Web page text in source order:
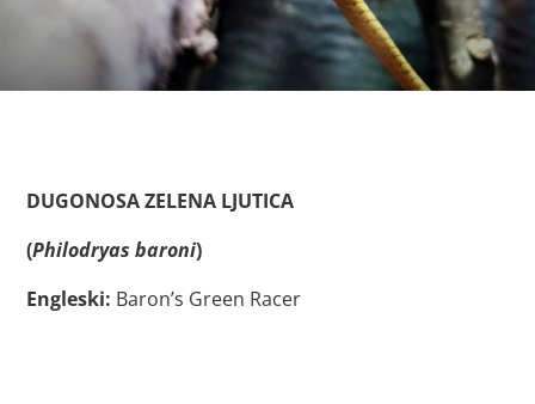
DUGONOSA ZELENA LJUTICA
(Philodryas baroni)
Engleski: Baron’s Green Racer